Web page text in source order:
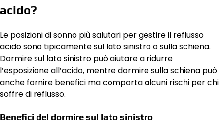
acido?
Le posizioni di sonno più salutari per gestire il reflusso
acido sono tipicamente sul lato sinistro o sulla schiena.
Dormire sul lato sinistro può aiutare a ridurre
l’esposizione all’acido, mentre dormire sulla schiena può
anche fornire benefici ma comporta alcuni rischi per chi
soffre di reflusso.
Benefici del dormire sul lato sinistro